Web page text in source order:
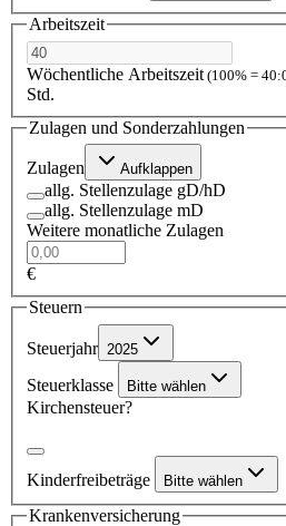
Arbeitszeit
Wöchentliche Arbeitszeit (100% =
Std.
Zulagen und Sonderzahlungen
Zulagen Aufklappen
allg. Stellenzulage gD/hD
allg. Stellenzulage mD
Weitere monatliche Zulagen
€
Steuern
Steuerjahr 2025
Steuerklasse Bitte wählen
Kirchensteuer?
Kinderfreibeträge Bitte wählen
Krankenversicherung